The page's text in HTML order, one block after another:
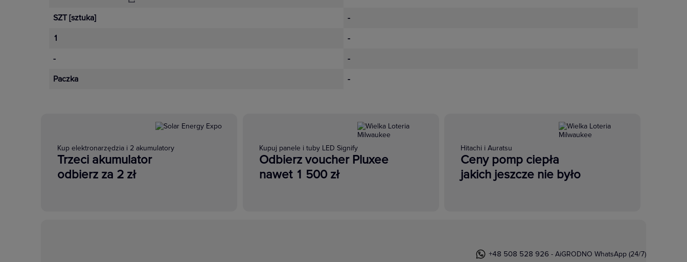
SZT [sztuka]
1
-
Paczka
-
-
-
-
Kup elektronarzędzia i 2 akumulatory
Trzeci akumulator
odbierz za 2 zł
Kupuj panele i tuby LED Signify
Odbierz voucher Pluxee
nawet 1 500 zł
Hitachi i Auratsu
Ceny pomp ciepła
jakich jeszcze nie było
+48 508 528 926 - AiGRODNO WhatsApp (24/7)